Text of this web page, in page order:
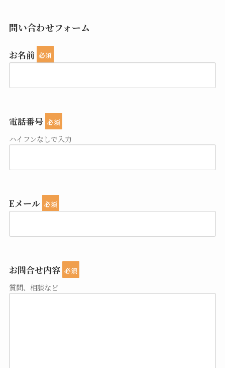
問い合わせフォーム
お名前 必須
電話番号 必須
ハイフンなしで入力
Eメール 必須
お問合せ内容 必須
質問、相談など